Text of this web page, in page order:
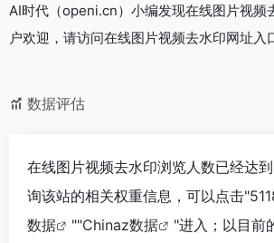
AI时代（openi.cn）小编发现在线图片视频
户欢迎，请访问在线图片视频去水印网址入
数据评估
在线图片视频去水印浏览人数已经达
询该站的相关权重信息，可以点击"
数据
""Chinaz数据
"进入；以目前